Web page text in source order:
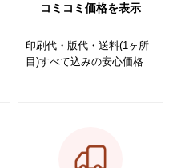
コミコミ価格を表示
印刷代・版代・送料(1ヶ所
目)すべて込みの安心価格